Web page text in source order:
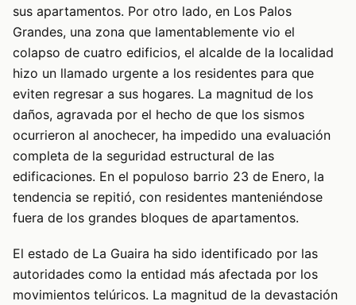
sus apartamentos. Por otro lado, en Los Palos
Grandes, una zona que lamentablemente vio el
colapso de cuatro edificios, el alcalde de la localidad
hizo un llamado urgente a los residentes para que
eviten regresar a sus hogares. La magnitud de los
daños, agravada por el hecho de que los sismos
ocurrieron al anochecer, ha impedido una evaluación
completa de la seguridad estructural de las
edificaciones. En el populoso barrio 23 de Enero, la
tendencia se repitió, con residentes manteniéndose
fuera de los grandes bloques de apartamentos.
El estado de La Guaira ha sido identificado por las
autoridades como la entidad más afectada por los
movimientos telúricos. La magnitud de la devastación